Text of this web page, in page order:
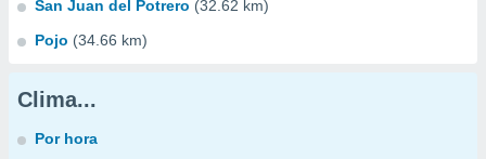
San Juan del Potrero (32.62 km)
Pojo (34.66 km)
Clima...
Por hora